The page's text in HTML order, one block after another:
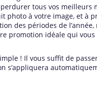
tous vos
à votre image, et à
des périodes de
promotion idéale qui
! Il vous suffit de
s’appliquera